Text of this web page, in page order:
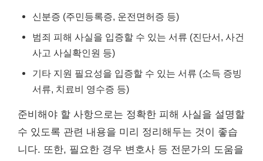
신분증 (주민등록증, 운전면허증 등)
범죄 피해 사실을 입증할 수 있는 서류 (진단서, 사건
사고 사실확인원 등)
기타 지원 필요성을 입증할 수 있는 서류 (소득 증빙
서류, 치료비 영수증 등)
준비해야 할 사항으로는 정확한 피해 사실을 설명할
수 있도록 관련 내용을 미리 정리해두는 것이 좋습
니다. 또한, 필요한 경우 변호사 등 전문가의 도움을